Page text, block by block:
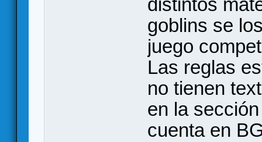
distintos
goblins se
juego
Las reglas
no tienen
en la
cuenta en